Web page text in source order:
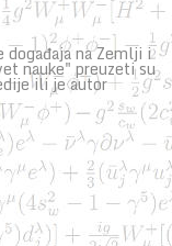
na Zemlji i
nauke" preuzeti su
ili je autor